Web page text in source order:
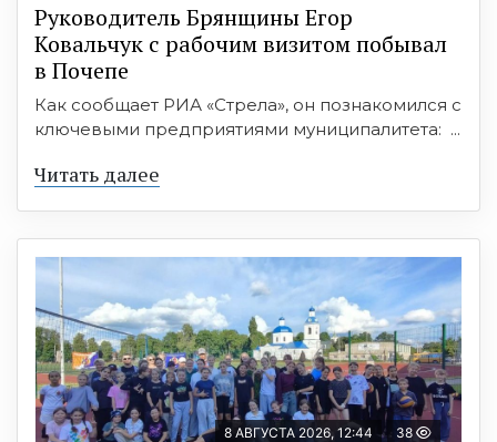
Руководитель Брянщины Егор
Ковальчук с рабочим визитом побывал
в Почепе
Как сообщает РИА «Стрела», он познакомился с
ключевыми предприятиями муниципалитета: ...
Читать далее
8 АВГУСТА 2026, 12:44 38